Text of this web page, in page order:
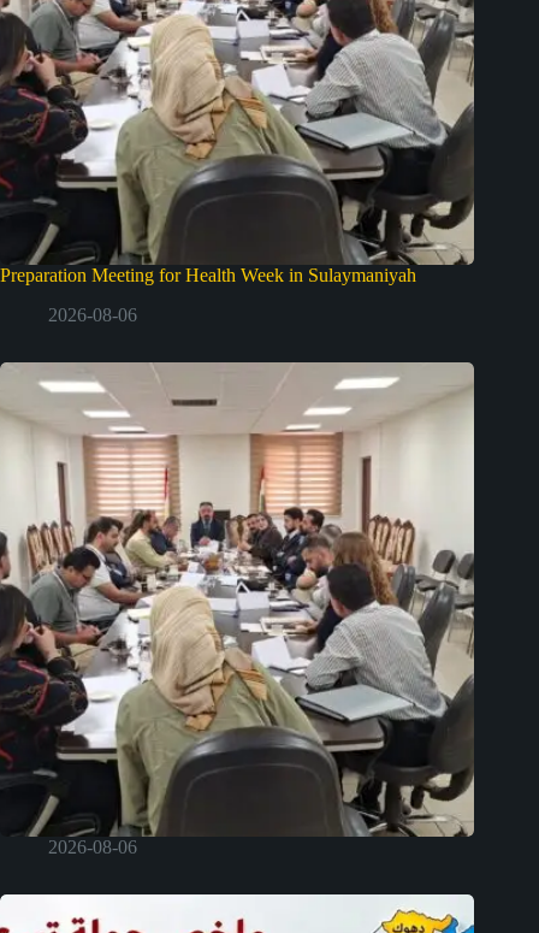
Preparation Meeting for Health Week in Sulaymaniyah
2026-08-06
2026-08-06